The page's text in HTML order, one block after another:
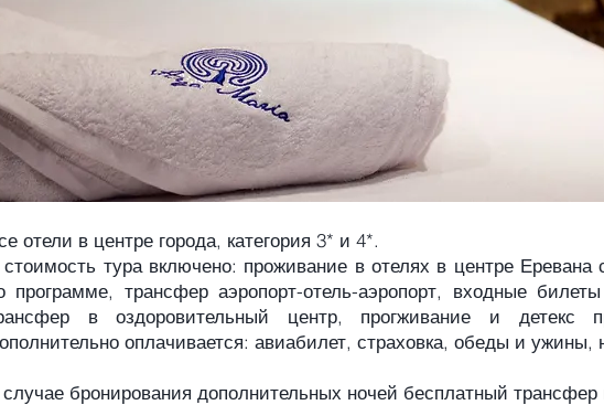
отели в центре города, категория 3* и 4*.
тура включено: проживание в отелях в центре
программе, трансфер аэропорт-отель-аэропорт, входные
в оздоровительный центр, прогживание и детекс
оплачивается: авиабилет, страховка, обеды и ужины,
бронирования дополнительных ночей бесплатный трансфер